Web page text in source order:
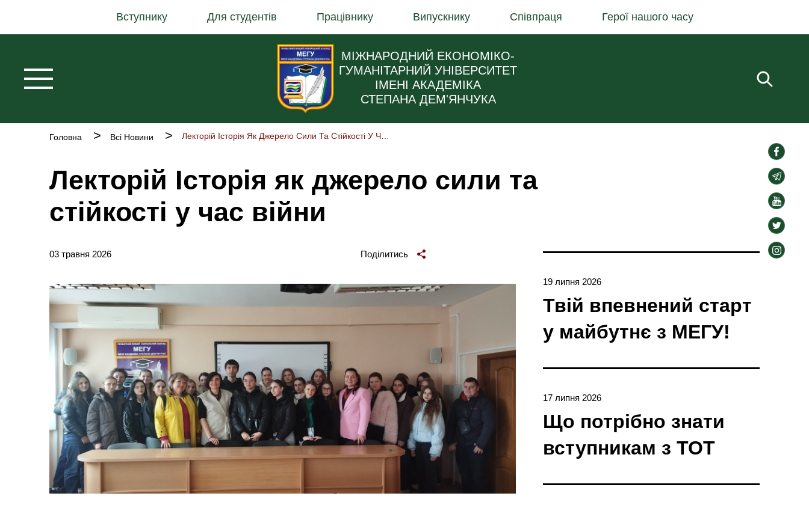
основного
Вступнику Для студентів Працівнику Випускнику Співпраця Герої нашого часу
МІЖНАРОДНИЙ ЕКОНОМІКО-
ГУМАНІТАРНИЙ УНІВЕРСИТЕТ
ІМЕНІ АКАДЕМІКА
СТЕПАНА ДЕМ'ЯНЧУКА
Рядок
Головна Всі Новини Лекторій Історія Як Джерело Сили Та Стійкості У Час Війни
Лекторій Історія як джерело сили та
стійкості у час війни
03 травня 2026 Поділитись
social-
links
social-
links
social-
links
social-
links
social-
19 липня 2026
Твій впевнений старт
у майбутнє з МЕГУ!
17 липня 2026
Що потрібно знати
вступникам з ТОТ